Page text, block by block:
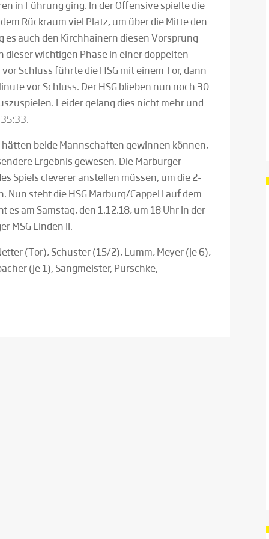
in Führung ging. In der Offensive spielte die
Rückraum viel Platz, um über die Mitte den
es auch den Kirchhainern diesen Vorsprung
dieser wichtigen Phase in einer doppelten
Schluss führte die HSG mit einem Tor, dann
vor Schluss. Der HSG blieben nun noch 30
Leider gelang dies nicht mehr und
beide Mannschaften gewinnen können,
Ergebnis gewesen. Die Marburger
Spiels cleverer anstellen müssen, um die 2-
Nun steht die HSG Marburg/Cappel I auf dem
am Samstag, den 1.12.18, um 18 Uhr in der
MSG Linden II.
(Tor), Schuster (15/2), Lumm, Meyer (je 6),
(je 1), Sangmeister, Purschke,